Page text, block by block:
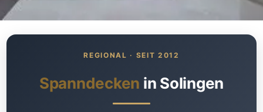
Was kostet meine neue
Spanndecke?
Spanndecken in Solingen